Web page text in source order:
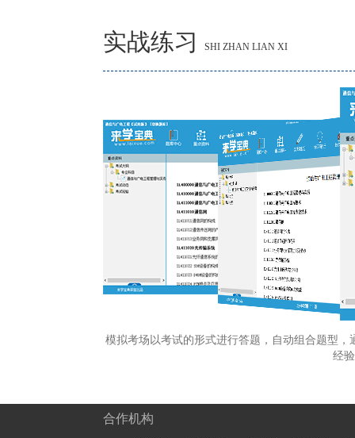
实战练习 SHI ZHAN LIAN XI
模拟考场以考试的形式进行答题，自动组合题型
经
合作机构